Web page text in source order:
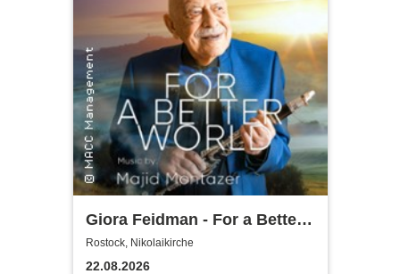
Giora Feidman - For a Better
World
Rostock, Nikolaikirche
22.08.2026